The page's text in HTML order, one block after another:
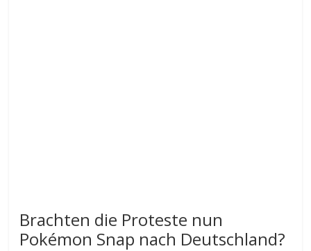
Brachten die Proteste nun
Pokémon Snap nach Deutschland?